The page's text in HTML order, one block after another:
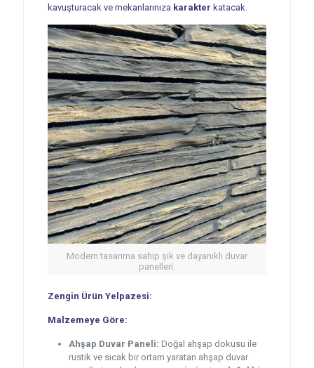
kavuşturacak ve mekanlarınıza karakter katacak.
Modern tasarıma sahip şık ve dayanıklı duvar
panelleri.
Zengin Ürün Yelpazesi:
Malzemeye Göre:
Ahşap Duvar Paneli: Doğal ahşap dokusu ile
rustik ve sıcak bir ortam yaratan ahşap duvar